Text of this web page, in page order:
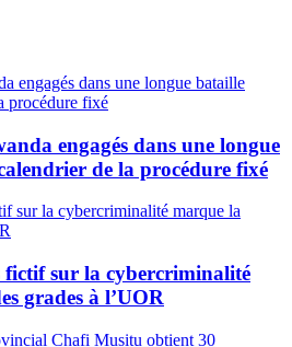
engagés dans une longue
de la procédure fixé
fictif sur la cybercriminalité
grades à l’UOR